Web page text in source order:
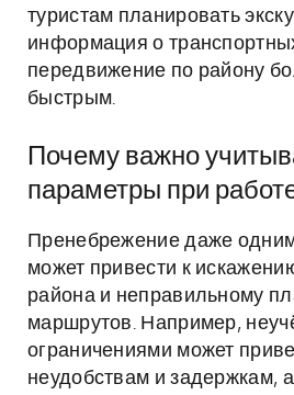
туристам планировать
информация о
передвижение по району
быстрым.
Почему важно
параметры при
Пренебрежение даже
может привести к
района и неправильному
маршрутов. Например,
ограничениями может
неудобствам и задержкам, а